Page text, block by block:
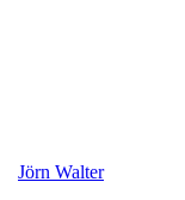
Jörn Walter